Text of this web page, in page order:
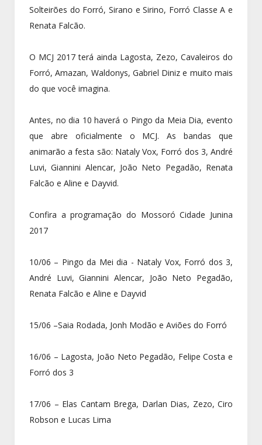
Solteirões do Forró, Sirano e Sirino, Forró Classe A e
Renata Falcão.
O MCJ 2017 terá ainda Lagosta, Zezo, Cavaleiros do
Forró, Amazan, Waldonys, Gabriel Diniz e muito mais
do que você imagina.
Antes, no dia 10 haverá o Pingo da Meia Dia, evento
que abre oficialmente o MCJ. As bandas que
animarão a festa são: Nataly Vox, Forró dos 3, André
Luvi, Giannini Alencar, João Neto Pegadão, Renata
Falcão e Aline e Dayvid.
Confira a programação do Mossoró Cidade Junina
2017
10/06 – Pingo da Mei dia - Nataly Vox, Forró dos 3,
André Luvi, Giannini Alencar, João Neto Pegadão,
Renata Falcão e Aline e Dayvid
15/06 –Saia Rodada, Jonh Modão e Aviões do Forró
16/06 – Lagosta, João Neto Pegadão, Felipe Costa e
Forró dos 3
17/06 – Elas Cantam Brega, Darlan Dias, Zezo, Ciro
Robson e Lucas Lima